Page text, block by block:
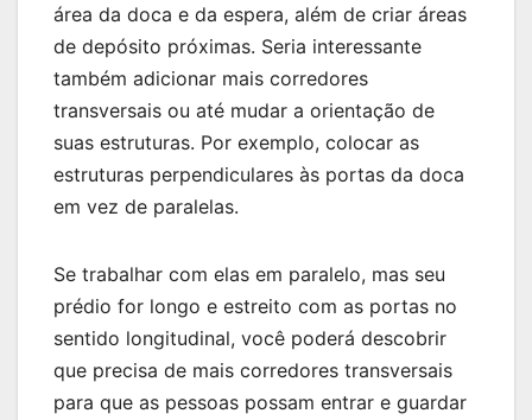
área da doca e da espera, além de criar áreas
de depósito próximas. Seria interessante
também adicionar mais corredores
transversais ou até mudar a orientação de
suas estruturas. Por exemplo, colocar as
estruturas perpendiculares às portas da doca
em vez de paralelas.
Se trabalhar com elas em paralelo, mas seu
prédio for longo e estreito com as portas no
sentido longitudinal, você poderá descobrir
que precisa de mais corredores transversais
para que as pessoas possam entrar e guardar